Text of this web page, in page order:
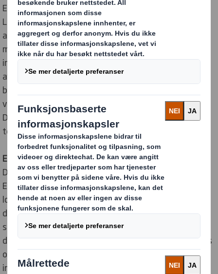
Elektronikk er komplisert. Det er vanskelig å velge rett.
Lett å bli forvirret. Men hos Elgiganten (Elkjøp) blir man
aldri overlatt til sin egen rådvillhet. Kunnskapsrike
mennesker er alltid klare til å hjelpe. Fra produktvalg til
installasjon og service. Og der ligger sikkert en stor del
av hemmeligheten bak suksessen: at man også
betrakter kunden som noe ”større” enn hva som er
vanlig i en verden av storkjøp, lavpris og selvbetjening.
Det uttalte målet er å gi alle den magiske verden av
teknologi.
Effektiv logistikk
Det finnes ytterligere en suksessfaktor som
Elgiganten (Elkjøp) betoner. Den staves ”effektiv
logistikk”. I Sverige har Elgiganten en
distribusjonssentral i Torsvik. Den er ikke bare enorm i
størrelse, men også nøye gjennomtenkt ned til minste
detalj. Alt for å klare en høy servicegrad til 425 varehus
og 85 huber i Norden, samt en netthandel som når helt
inn i stuene.